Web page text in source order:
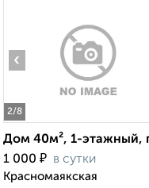
2/8
‹
Дом 40м², 1-этажный,
1 000 ₽ в сутки
Красномаякская